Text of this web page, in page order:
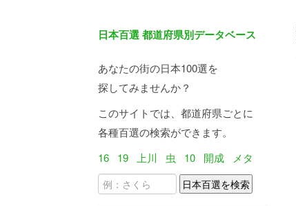
日本百選 都道府県別データベース
あなたの街の日本100選を
探してみませんか？
このサイトでは、都道府県ごとに
各種百選の検索ができます。
16
19 上川 虫 10 開成 メタ